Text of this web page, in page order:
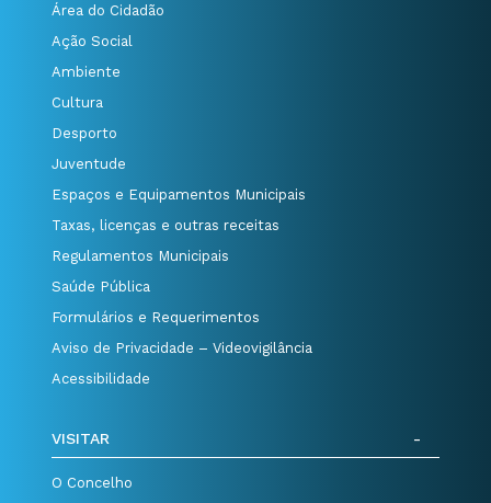
Área do Cidadão
Ação Social
Ambiente
Cultura
Desporto
Juventude
Espaços e Equipamentos Municipais
Taxas, licenças e outras receitas
Regulamentos Municipais
Saúde Pública
Formulários e Requerimentos
Aviso de Privacidade – Videovigilância
Acessibilidade
VISITAR
O Concelho